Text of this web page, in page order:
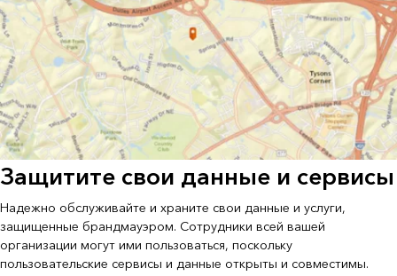
Защитите свои данные и сервисы
Надежно обслуживайте и храните свои данные и услуги,
защищенные брандмауэром. Сотрудники всей вашей
организации могут ими пользоваться, поскольку
пользовательские сервисы и данные открыты и совместимы.